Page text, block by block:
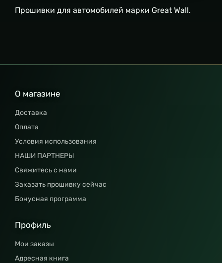
Прошивки для автомобилей марки Great Wall.
О магазине
Доставка
Оплата
Условия использования
НАШИ ПАРТНЕРЫ
Свяжитесь с нами
Заказать прошивку сейчас
Бонусная программа
Профиль
Мои заказы
Адресная книга